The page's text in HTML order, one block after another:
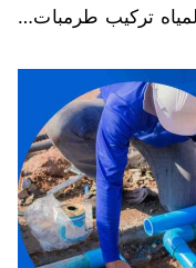
تركيب طرمبات…